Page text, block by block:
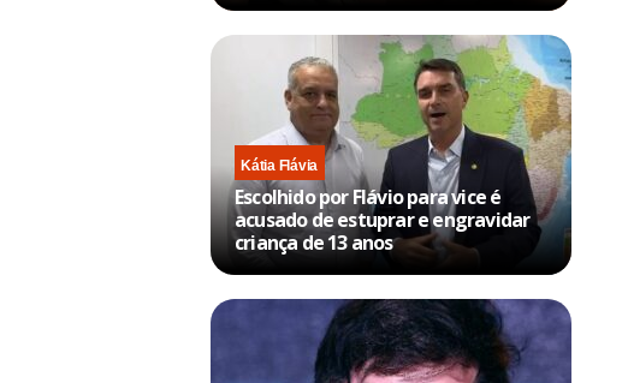
Kátia Flávia
Escolhido por Flávio para vice é
acusado de estuprar e engravidar
criança de 13 anos